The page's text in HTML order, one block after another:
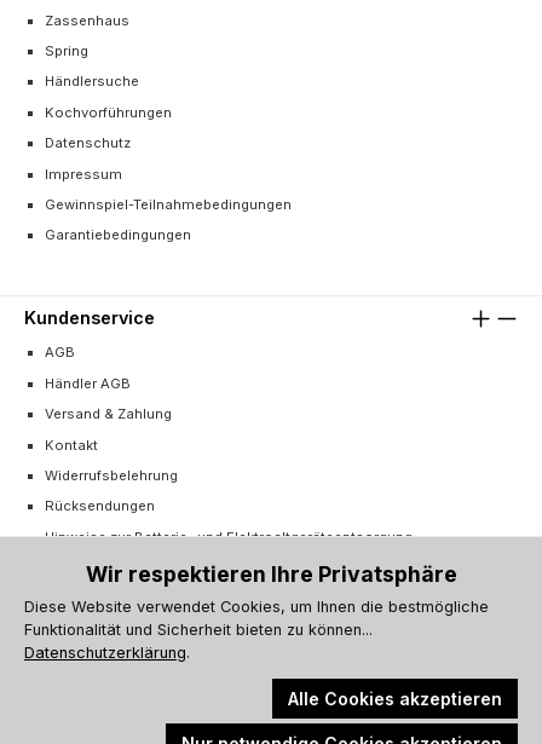
Zassenhaus
Spring
Händlersuche
Kochvorführungen
Datenschutz
Impressum
Gewinnspiel-Teilnahmebedingungen
Garantiebedingungen
Kundenservice
AGB
Händler AGB
Versand & Zahlung
Kontakt
Widerrufsbelehrung
Rücksendungen
Hinweise zur Batterie- und Elektroaltgeräteentsorgung
Cookie-Einstellungen
Vertrag widerrufen
Wir respektieren Ihre Privatsphäre
Diese Website verwendet Cookies, um Ihnen die bestmögliche
Funktionalität und Sicherheit bieten zu können...
Datenschutzerklärung.
Alle Cookies akzeptieren